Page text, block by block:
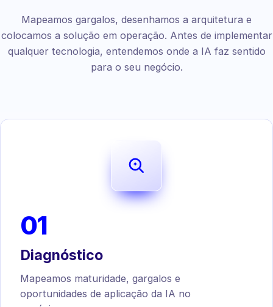
Mapeamos gargalos, desenhamos a arquitetura e
colocamos a solução em operação. Antes de implementar
qualquer tecnologia, entendemos onde a IA faz sentido
para o seu negócio.
01
Diagnóstico
Mapeamos maturidade, gargalos e
oportunidades de aplicação da IA no